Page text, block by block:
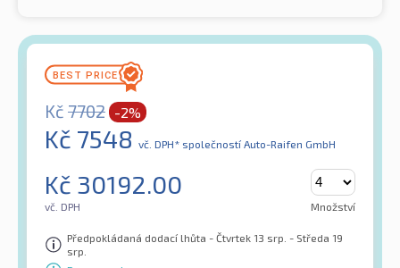
Kč 7702 -2%
Kč 7548 vč. DPH* společností Auto-Raifen GmbH
Kč 30192.00
vč. DPH Množství
Předpokládaná dodací lhůta - Čtvrtek 13 srp. - Středa 19
srp.